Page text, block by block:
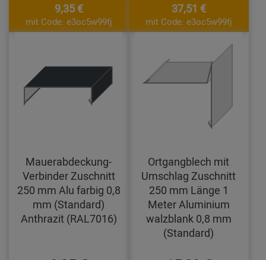
9,35 €
mit Code: e3oc5w99fj
37,51 €
mit Code: e3oc5w99fj
Mauerabdeckung-
Verbinder Zuschnitt
250 mm Alu farbig 0,8
mm (Standard)
Anthrazit (RAL7016)
Ortgangblech mit
Umschlag Zuschnitt
250 mm Länge 1
Meter Aluminium
walzblank 0,8 mm
(Standard)